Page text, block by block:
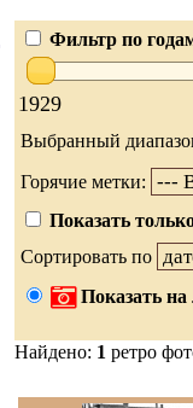
Фильтр по
1929
Выбранный
Горячие метки:
Показать
Сортировать по
Показать на
Найдено: 1 ретро